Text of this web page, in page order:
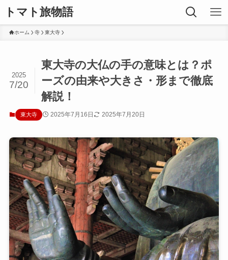
トマト旅物語
ホーム 寺 東大寺
東大寺の大仏の手の意味とは？ポ
ーズの由来や大きさ・形まで徹底
解説！
2025
7/20
東大寺 2025年7月16日 2025年7月20日